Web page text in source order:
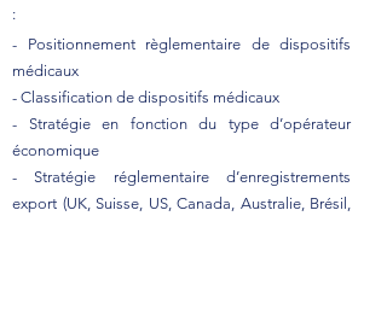
:
- Positionnement règlementaire de dispositifs
médicaux
- Classification de dispositifs médicaux
- Stratégie en fonction du type d’opérateur
économique
- Stratégie réglementaire d’enregistrements
export (UK, Suisse, US, Canada, Australie, Brésil,